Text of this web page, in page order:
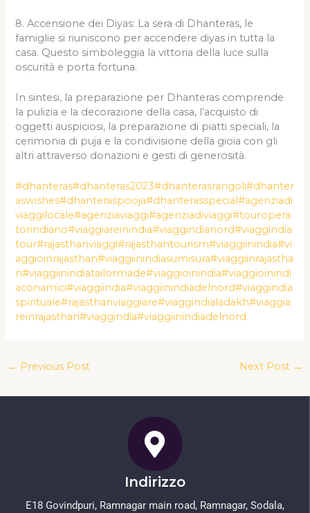
8. Accensione dei Diyas: La sera di Dhanteras, le
famiglie si riuniscono per accendere diyas in tutta la
casa. Questo simboleggia la vittoria della luce sulla
oscurità e porta fortuna.
In sintesi, la preparazione per Dhanteras comprende
la pulizia e la decorazione della casa, l’acquisto di
oggetti auspiciosi, la preparazione di piatti speciali, la
cerimonia di puja e la condivisione della gioia con gli
altri attraverso donazioni e gesti di generosità.
#dhanteras#dhanteras2023#dhanterasrangoli#dhanter
aswishes#dhanteraspooja#dhanterasspecial#agenziadi
viaggilocale#agenziaviaggi#agenziadiviaggi#touropera
torindiano#viaggiareinindia#viaggindianord#viaggindia
tour#rajasthanviaggi#rajasthantourism#viaggiinindia#vi
aggioinrajasthan#viaggiinindiasumisura#viaggiinrajastha
n#viaggiinindiatailormade#viaggioinindia#viaggioinindi
aconamici#viaggiindia#viaggiinindiadelnord#viaggindia
spirituale#rajasthanviaggiare#viaggindialadakh#viaggia
reinrajasthan#viaggindia#viaggiinindiadelnord
← Previous Post Next Post →
Indirizzo
E18 Govindpuri, Ramnagar main road, Ramnagar, Sodala,